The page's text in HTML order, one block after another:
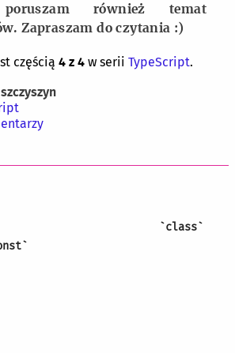
poruszam również temat
Zapraszam do czytania :)
częścią 4z 4 w serii TypeScript.
class